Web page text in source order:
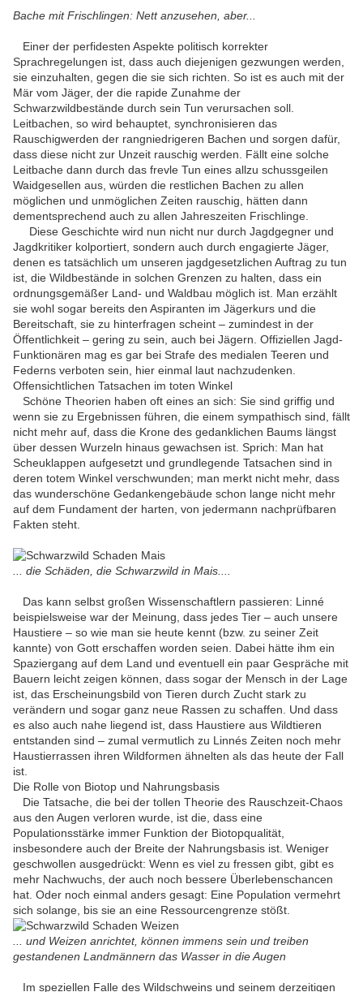
Bache mit Frischlingen: Nett anzusehen, aber...
Einer der perfidesten Aspekte politisch korrekter
Sprachregelungen ist, dass auch diejenigen gezwungen werden,
sie einzuhalten, gegen die sie sich richten. So ist es auch mit der
Mär vom Jäger, der die rapide Zunahme der
Schwarzwildbestände durch sein Tun verursachen soll.
Leitbachen, so wird behauptet, synchronisieren das
Rauschigwerden der rangniedrigeren Bachen und sorgen dafür,
dass diese nicht zur Unzeit rauschig werden. Fällt eine solche
Leitbache dann durch das frevle Tun eines allzu schussgeilen
Waidgesellen aus, würden die restlichen Bachen zu allen
möglichen und unmöglichen Zeiten rauschig, hätten dann
dementsprechend auch zu allen Jahreszeiten Frischlinge.
Diese Geschichte wird nun nicht nur durch Jagdgegner und
Jagdkritiker kolportiert, sondern auch durch engagierte Jäger,
denen es tatsächlich um unseren jagdgesetzlichen Auftrag zu tun
ist, die Wildbestände in solchen Grenzen zu halten, dass ein
ordnungsgemäßer Land- und Waldbau möglich ist. Man erzählt
sie wohl sogar bereits den Aspiranten im Jägerkurs und die
Bereitschaft, sie zu hinterfragen scheint – zumindest in der
Öffentlichkeit – gering zu sein, auch bei Jägern. Offiziellen Jagd-
Funktionären mag es gar bei Strafe des medialen Teeren und
Federns verboten sein, hier einmal laut nachzudenken.
Offensichtlichen Tatsachen im toten Winkel
Schöne Theorien haben oft eines an sich: Sie sind griffig und
wenn sie zu Ergebnissen führen, die einem sympathisch sind, fällt
nicht mehr auf, dass die Krone des gedanklichen Baums längst
über dessen Wurzeln hinaus gewachsen ist. Sprich: Man hat
Scheuklappen aufgesetzt und grundlegende Tatsachen sind in
deren totem Winkel verschwunden; man merkt nicht mehr, dass
das wunderschöne Gedankengebäude schon lange nicht mehr
auf dem Fundament der harten, von jedermann nachprüfbaren
Fakten steht.
... die Schäden, die Schwarzwild in Mais....
Das kann selbst großen Wissenschaftlern passieren: Linné
beispielsweise war der Meinung, dass jedes Tier – auch unsere
Haustiere – so wie man sie heute kennt (bzw. zu seiner Zeit
kannte) von Gott erschaffen worden seien. Dabei hätte ihm ein
Spaziergang auf dem Land und eventuell ein paar Gespräche mit
Bauern leicht zeigen können, dass sogar der Mensch in der Lage
ist, das Erscheinungsbild von Tieren durch Zucht stark zu
verändern und sogar ganz neue Rassen zu schaffen. Und dass
es also auch nahe liegend ist, dass Haustiere aus Wildtieren
entstanden sind – zumal vermutlich zu Linnés Zeiten noch mehr
Haustierrassen ihren Wildformen ähnelten als das heute der Fall
ist.
Die Rolle von Biotop und Nahrungsbasis
Die Tatsache, die bei der tollen Theorie des Rauschzeit-Chaos
aus den Augen verloren wurde, ist die, dass eine
Populationsstärke immer Funktion der Biotopqualität,
insbesondere auch der Breite der Nahrungsbasis ist. Weniger
geschwollen ausgedrückt: Wenn es viel zu fressen gibt, gibt es
mehr Nachwuchs, der auch noch bessere Überlebenschancen
hat. Oder noch einmal anders gesagt: Eine Population vermehrt
sich solange, bis sie an eine Ressourcengrenze stößt.
... und Weizen anrichtet, können immens sein und treiben
gestandenen Landmännern das Wasser in die Augen
Im speziellen Falle des Wildschweins und seinem derzeitigen